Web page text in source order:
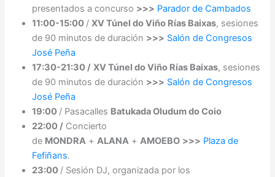
presentados a concurso >>> Parador de Cambados
11:00-15:00 / XV Túnel do Viño Rías Baixas, sesiones
de 90 minutos de duración >>> Salón de Congresos
José Peña
17:30-21:30 / XV Túnel do Viño Rías Baixas, sesiones
de 90 minutos de duración >>> Salón de Congresos
José Peña
19:00 / Pasacalles Batukada Oludum do Coio
22:00 /Concierto
de MONDRA+ ALANA+ AMOEBO >>> Plaza de
Fefiñans.
23:00 / Sesión DJ, organizada por los